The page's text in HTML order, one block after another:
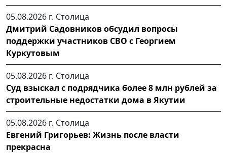
05.08.2026 г. Столица
Дмитрий Садовников обсудил вопросы
поддержки участников СВО с Георгием
Куркутовым
05.08.2026 г. Столица
Суд взыскал с подрядчика более 8 млн рублей за
строительные недостатки дома в Якутии
05.08.2026 г. Столица
Евгений Григорьев: Жизнь после власти
прекрасна